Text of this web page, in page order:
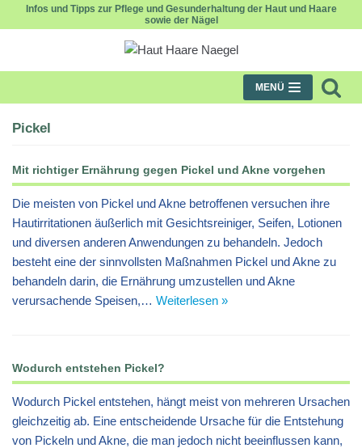
Infos und Tipps zur Pflege und Gesunderhaltung der Haut und Haare
sowie der Nägel
MENÜ
Pickel
Mit richtiger Ernährung gegen Pickel und Akne vorgehen
Die meisten von Pickel und Akne betroffenen versuchen ihre
Hautirritationen äußerlich mit Gesichtsreiniger, Seifen, Lotionen
und diversen anderen Anwendungen zu behandeln. Jedoch
besteht eine der sinnvollsten Maßnahmen Pickel und Akne zu
behandeln darin, die Ernährung umzustellen und Akne
verursachende Speisen,… Weiterlesen »
Wodurch entstehen Pickel?
Wodurch Pickel entstehen, hängt meist von mehreren Ursachen
gleichzeitig ab. Eine entscheidende Ursache für die Entstehung
von Pickeln und Akne, die man jedoch nicht beeinflussen kann,